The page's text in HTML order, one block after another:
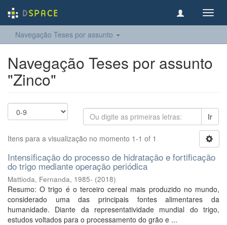
Navegação Teses por assunto
Navegação Teses por assunto
"Zinco"
Ir
Itens para a visualização no momento 1-1 of 1
Intensificação do processo de hidratação e fortificação
do trigo mediante operação periódica
Mattioda, Fernanda, 1985- (2018)
Resumo: O trigo é o terceiro cereal mais produzido no mundo,
considerado uma das principais fontes alimentares da
humanidade. Diante da representatividade mundial do trigo,
estudos voltados para o processamento do grão e ...